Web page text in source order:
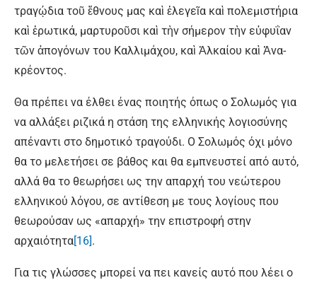
τρα­γῴ­δια τοῦ ἔ­θνους μας καὶ ἐ­λε­γεῖ­α καὶ πο­λε­μι­στή­ρια
καὶ ἐ­ρω­τι­κά, μαρ­τυ­ροῦσι καὶ τὴν σή­με­ρον τὴν εὐ­φυΐ­αν
τῶν ἀ­πο­γό­νων του Καλ­λι­μά­χου, καὶ Ἀλ­καί­ου καὶ Ἀ­να­
κρέ­ον­τος.
Θα πρέπει να έλθει ένας ποιητής όπως ο Σολωμός για
να αλλάξει ριζικά η στάση της ελληνικής λογιοσύνης
απέναντι στο δημοτικό τραγούδι. Ο Σολωμός όχι μόνο
θα το μελετήσει σε βάθος και θα εμπνευστεί από αυτό,
αλλά θα το θεωρήσει ως την απαρχή του νεώτερου
ελληνικού λόγου, σε αντίθεση με τους λογίους που
θεωρούσαν ως «απαρχή» την επιστροφή στην
αρχαιότητα[16].
Για τις γλώσσες μπορεί να πει κανείς αυτό που λέει ο